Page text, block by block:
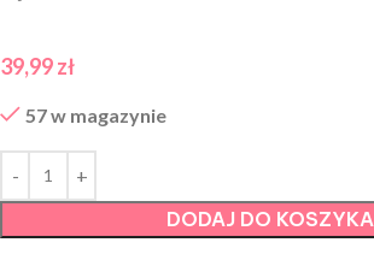
39,99zł
57 w magazynie
DODAJ DO KOSZYKA